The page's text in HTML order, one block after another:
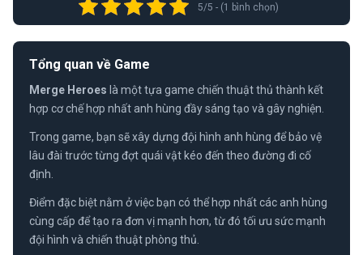
5/5 - (1 bình chọn)
Tổng quan về Game
Merge Heroes là một tựa game chiến thuật thủ thành kết
hợp cơ chế hợp nhất anh hùng đầy sáng tạo và gây nghiện.
Trong game, bạn sẽ xây dựng đội hình anh hùng để bảo vệ
lâu đài trước từng đợt quái vật kéo đến theo đường đi cố
định.
Điểm đặc biệt nằm ở việc bạn có thể hợp nhất các anh hùng
cùng cấp để tạo ra đơn vị mạnh hơn, từ đó tối ưu sức mạnh
đội hình và chiến thuật phòng thủ.